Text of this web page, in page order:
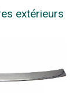
extérieurs